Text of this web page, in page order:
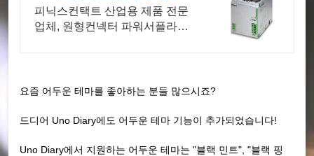
피닉스컨택트 산업용 제품 전문
업체, 원형컨넥터 파워서플라이
요즘 어두운 테마를 좋아하는 분들 많으시죠?
드디어 Uno Diary에도 어두운 테마 기능이 추가되었습니다!
Uno Diary에서 지원하는 어두운 테마는 "블랙 민트", "블랙 핑